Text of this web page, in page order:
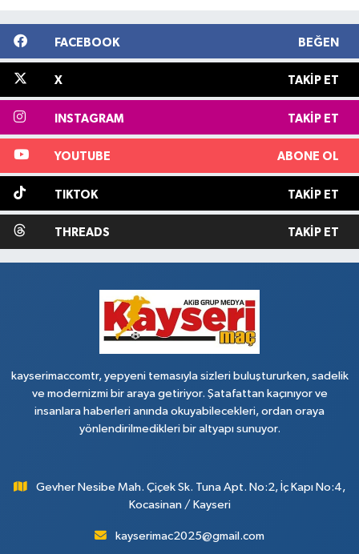
FACEBOOK BEĞEN
X TAKIP ET
INSTAGRAM TAKIP ET
YOUTUBE ABONE OL
TIKTOK TAKIP ET
THREADS TAKIP ET
kayserimaccomtr, yepyeni temasıyla sizleri buluştururken, sadelik
ve modernizmi bir araya getiriyor. Şatafattan kaçınıyor ve
insanlara haberleri anında okuyabilecekleri, ordan oraya
yönlendirilmedikleri bir altyapı sunuyor.
Gevher Nesibe Mah. Çiçek Sk. Tuna Apt. No:2, İç Kapı No:4,
Kocasinan / Kayseri
kayserimac2025@gmail.com